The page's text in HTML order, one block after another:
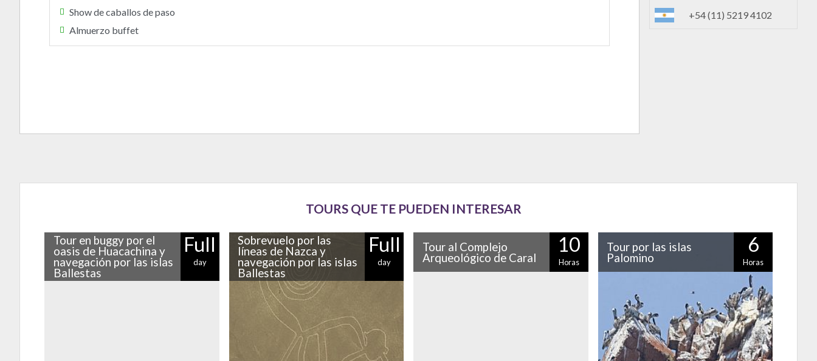
Show de caballos de paso
Almuerzo buffet
+54 (11) 5219 4102
TOURS QUE TE PUEDEN INTERESAR
Tour en buggy por el
oasis de Huacachina y
navegación por las islas
Ballestas
Full
day
Sobrevuelo por las
líneas de Nazca y
navegación por las islas
Ballestas
Full
day
Cerca de 800 figuras realizadas hace
miles de años aún se mantienen intactas
en el desierto. ¿Te atreves a volar sobre
las famosas…
Tour al Complejo
Arqueológico de Caral
10
Horas
Tour por las islas
Palomino
6
Horas
A sólo media hora de Lima encontrarás el
paraíso de cientos de aves. Y en esta
navegación por las islas Palomino podrás
ver pingüinos…